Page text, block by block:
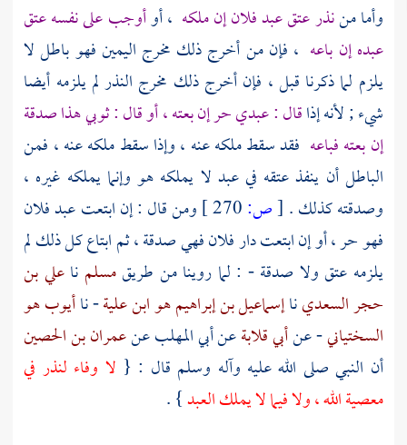
وأما مننذر عتق عبد فلان إن ملكه ، أوأوجب على نفسه عتق
عبده إن باعه ، فإن من أخرج ذلك مخرج اليمين فهو باطل لا
يلزم لما ذكرنا قبل ، فإن أخرج ذلك مخرج النذر لم يلزمه أيضا
شيء ; لأنه إذاقال : عبدي حر إن بعته ، أو قال : ثوبي هذا صدقة
إن بعته فباعه فقد سقط ملكه عنه ، وإذا سقط ملكه عنه ، فمن
الباطل أن ينفذ عتقه في عبد لا يملكه هو وإنما يملكه غيره ،
وصدقته كذلك . [ص:
ومن قال : إن ابتعت عبد فلان
فهو حر ، أو إن ابتعت دار فلان فهي صدقة ، ثم ابتاع كل ذلك لم
يلزمه عتق ولا صدقة - : لما روينا من طريقمسلم ناعلي بن
حجر السعديناإسماعيل بن إبراهيم هو ابن علية- ناأيوب هو
السختياني- عنأبي قلابةعنأبي المهلبعنعمران بن الحصين
أن النبي صلى الله عليه وآله وسلم قال : { لا وفاء لنذر في
معصية الله ، ولا فيما لا يملك العبد} .